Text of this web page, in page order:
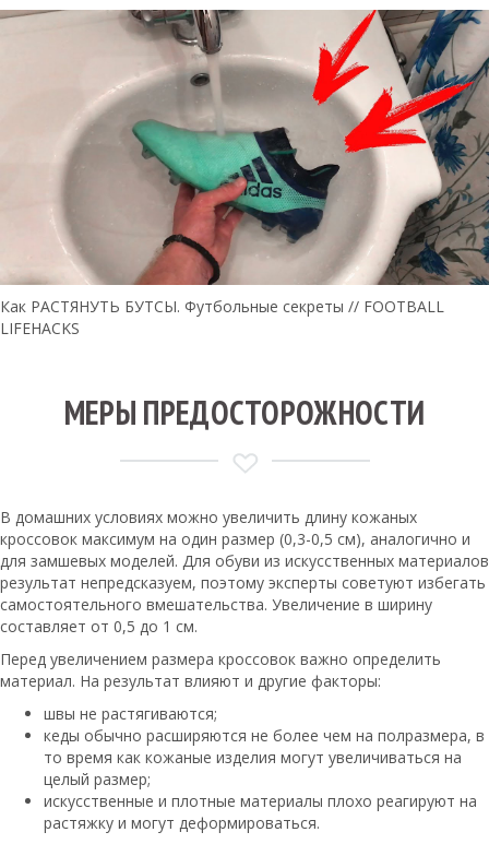
Как РАСТЯНУТЬ БУТСЫ. Футбольные секреты // FOOTBALL
LIFEHACKS
МЕРЫ ПРЕДОСТОРОЖНОСТИ
В домашних условиях можно увеличить длину кожаных
кроссовок максимум на один размер (0,3-0,5 см), аналогично и
для замшевых моделей. Для обуви из искусственных материалов
результат непредсказуем, поэтому эксперты советуют избегать
самостоятельного вмешательства. Увеличение в ширину
составляет от 0,5 до 1 см.
Перед увеличением размера кроссовок важно определить
материал. На результат влияют и другие факторы:
швы не растягиваются;
кеды обычно расширяются не более чем на полразмера, в
то время как кожаные изделия могут увеличиваться на
целый размер;
искусственные и плотные материалы плохо реагируют на
растяжку и могут деформироваться.